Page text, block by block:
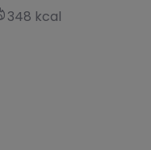
348 kcal